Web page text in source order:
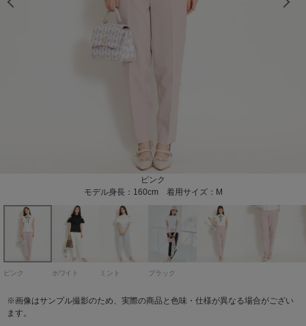
ピンク
モデル身長：160cm 着用サイズ：M
ホワイト
モデル身長：160cm 着用サイズ：M
ミント
モデル身長：160cm 着用サイズ：S
ブラック
モデル身長：159cm 着用サイズS
モデル身長：160cm 着用サイズ：M
モデル身長：160cm 着用サイズ：M
モデル身長：160cm 着用サイズ：M
モデル身長：160cm 着用サイズ：M
モデル身長：160cm 着用サイズ：M
モデル身長：160cm 着用サイズ：M
モデル身長：160cm 着用サイズ：M
モデル身長：160cm 着用サイズ：M
モデル身長：160cm 着用サイズ：M
モデル身長：160cm 着用サイズ：M
モデル身長：160cm 着用サイズ：M
モデル身長：166cm 着用サイズ：M
モデル身長：160cm 着用サイズ：M
モデル身長：160cm 着用サイズ：M
モデル身長：160cm 着用サイズ：M
モデル身長：160cm 着用サイズ：M
モデル身長：160cm 着用サイズ：S
モデル身長：160cm 着用サイズ：S
モデル身長：160cm 着用サイズ：S
モデル身長：160cm 着用サイズ：S
モデル身長：160cm 着用サイズ：S
モデル身長：160cm 着用サイズ：S
モデル身長：161cm 着用サイズS
モデル身長：161cm 着用サイズS
モデル身長：162cm 着用サイズS
モデル身長：162cm 着用サイズS
モデル身長：166cm 着用サイズS
モデル身長：166cm 着用サイズS
モデル身長：166cm 着用サイズS
モデル身長：166cm 着用サイズS
モデル身長：166cm 着用サイズS
モデル身長：166cm 着用サイズS
モデル身長：161cm 着用サイズS
モデル身長：161cm 着用サイズS
ピンク ホワイト ミント ブラック
※画像はサンプル撮影のため、実際の商品と色味・仕様が異なる場合がござい
ます。